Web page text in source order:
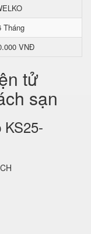
Tháng
VNĐ
tử
sạn